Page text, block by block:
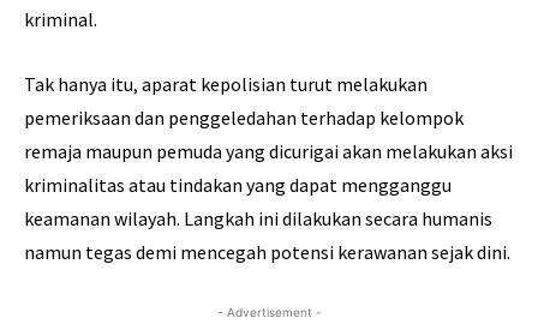
kriminal.
Tak hanya itu, aparat kepolisian turut melakukan
pemeriksaan dan penggeledahan terhadap kelompok
remaja maupun pemuda yang dicurigai akan melakukan aksi
kriminalitas atau tindakan yang dapat mengganggu
keamanan wilayah. Langkah ini dilakukan secara humanis
namun tegas demi mencegah potensi kerawanan sejak dini.
- Advertisement -